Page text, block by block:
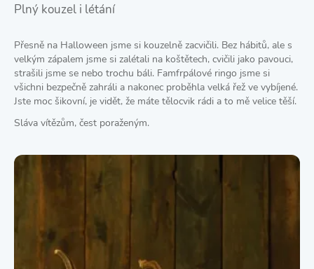
Plný kouzel i létání
Přesně na Halloween jsme si kouzelně zacvičili. Bez hábitů, ale s
velkým zápalem jsme si zalétali na koštětech, cvičili jako pavouci,
strašili jsme se nebo trochu báli. Famfrpálové ringo jsme si
všichni bezpečně zahráli a nakonec proběhla velká řež ve vybíjené.
Jste moc šikovní, je vidět, že máte tělocvik rádi a to mě velice těší.
Sláva vítězům, čest poraženým.